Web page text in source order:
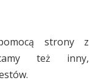
strony z
też inny,